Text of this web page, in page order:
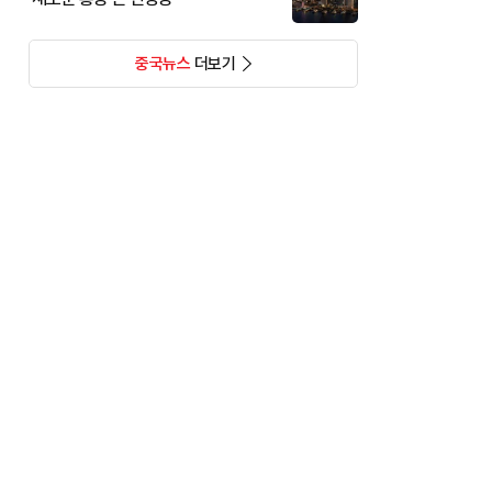
중국뉴스더보기